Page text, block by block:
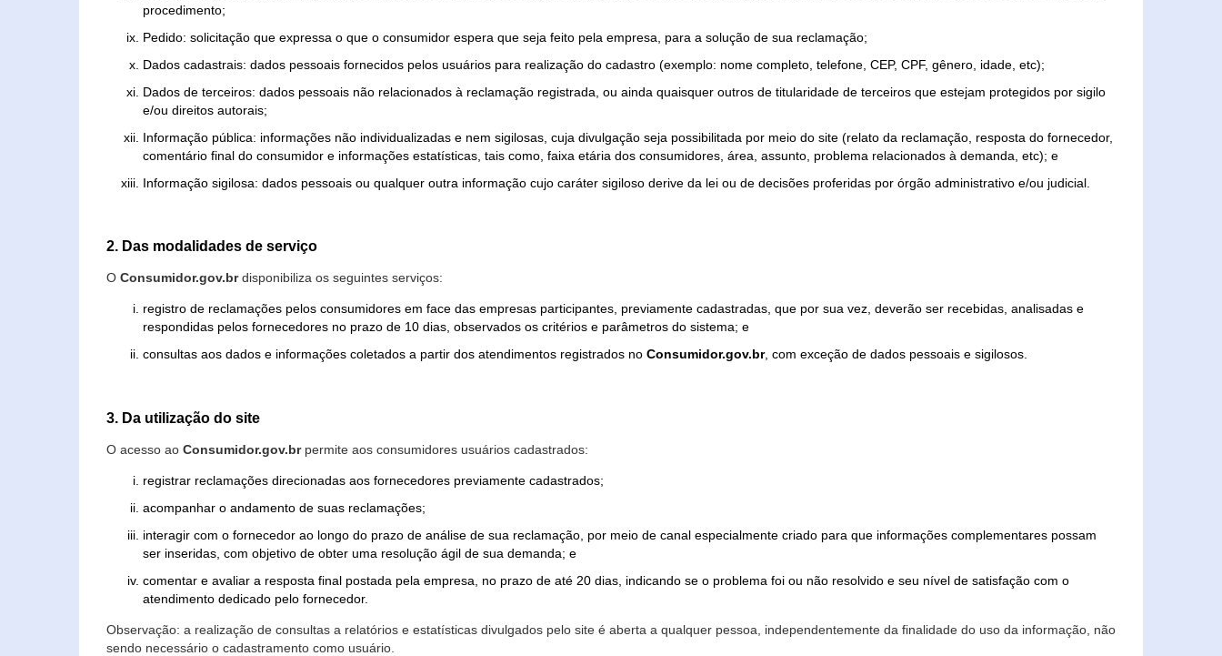
procedimento;
Pedido: solicitação que expressa o que o consumidor espera que seja feito pela empresa, para a solução de sua reclamação;
Dados cadastrais: dados pessoais fornecidos pelos usuários para realização do cadastro (exemplo: nome completo, telefone, CEP, CPF, gênero, idade, etc);
Dados de terceiros: dados pessoais não relacionados à reclamação registrada, ou ainda quaisquer outros de titularidade de terceiros que estejam protegidos por sigilo
e/ou direitos autorais;
Informação pública: informações não individualizadas e nem sigilosas, cuja divulgação seja possibilitada por meio do site (relato da reclamação, resposta do fornecedor,
comentário final do consumidor e informações estatísticas, tais como, faixa etária dos consumidores, área, assunto, problema relacionados à demanda, etc); e
Informação sigilosa: dados pessoais ou qualquer outra informação cujo caráter sigiloso derive da lei ou de decisões proferidas por órgão administrativo e/ou judicial.
2. Das modalidades de serviço
O Consumidor.gov.brdisponibiliza os seguintes serviços:
registro de reclamações pelos consumidores em face das empresas participantes, previamente cadastradas, que por sua vez, deverão ser recebidas, analisadas e
respondidas pelos fornecedores no prazo de 10 dias, observados os critérios e parâmetros do sistema; e
consultas aos dados e informações coletados a partir dos atendimentos registrados no Consumidor.gov.br, com exceção de dados pessoais e sigilosos.
3. Da utilização do site
O acesso ao Consumidor.gov.brpermite aos consumidores usuários cadastrados:
registrar reclamações direcionadas aos fornecedores previamente cadastrados;
acompanhar o andamento de suas reclamações;
interagir com o fornecedor ao longo do prazo de análise de sua reclamação, por meio de canal especialmente criado para que informações complementares possam
ser inseridas, com objetivo de obter uma resolução ágil de sua demanda; e
comentar e avaliar a resposta final postada pela empresa, no prazo de até 20 dias, indicando se o problema foi ou não resolvido e seu nível de satisfação com o
atendimento dedicado pelo fornecedor.
Observação: a realização de consultas a relatórios e estatísticas divulgados pelo site é aberta a qualquer pessoa, independentemente da finalidade do uso da informação, não
sendo necessário o cadastramento como usuário.